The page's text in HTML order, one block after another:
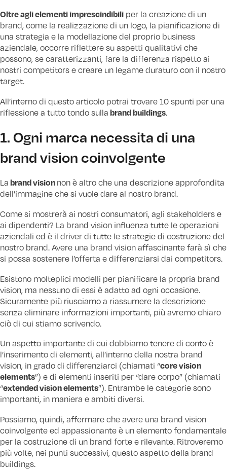
Oltre agli elementi imprescindibili per la creazione di un
brand, come la realizzazione di un logo, la pianificazione di
una strategia e la modellazione del proprio business
aziendale, occorre riflettere su aspetti qualitativi che
possono, se caratterizzanti, fare la differenza rispetto ai
nostri competitors e creare un legame duraturo con il nostro
target.
All’interno di questo articolo potrai trovare 10 spunti per una
riflessione a tutto tondo sulla brand buildings.
1. Ogni marca necessita di una
brand vision coinvolgente
La brand vision non è altro che una descrizione approfondita
dell’immagine che si vuole dare al nostro brand.
Come si mostrerà ai nostri consumatori, agli stakeholders e
ai dipendenti? La brand vision influenza tutte le operazioni
aziendali ed è il driver di tutte le strategie di costruzione del
nostro brand. Avere una brand vision affascinante farà sì che
si possa sostenere l’offerta e differenziarsi dai competitors.
Esistono molteplici modelli per pianificare la propria brand
vision, ma nessuno di essi è adatto ad ogni occasione.
Sicuramente più riusciamo a riassumere la descrizione
senza eliminare informazioni importanti, più avremo chiaro
ciò di cui stiamo scrivendo.
Un aspetto importante di cui dobbiamo tenere di conto è
l’inserimento di elementi, all’interno della nostra brand
vision, in grado di differenziarci (chiamati “core vision
elements”) e di elementi inseriti per “dare corpo” (chiamati
“extended vision elements”). Entrambe le categorie sono
importanti, in maniera e ambiti diversi.
Possiamo, quindi, affermare che avere una brand vision
coinvolgente ed appassionante è un elemento fondamentale
per la costruzione di un brand forte e rilevante. Ritroveremo
più volte, nei punti successivi, questo aspetto della brand
buildings.